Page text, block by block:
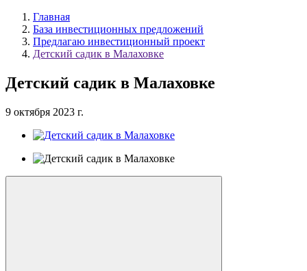
Главная
База инвестиционных предложений
Предлагаю инвестиционный проект
Детский садик в Малаховке
Детский садик в Малаховке
9 октября 2023 г.